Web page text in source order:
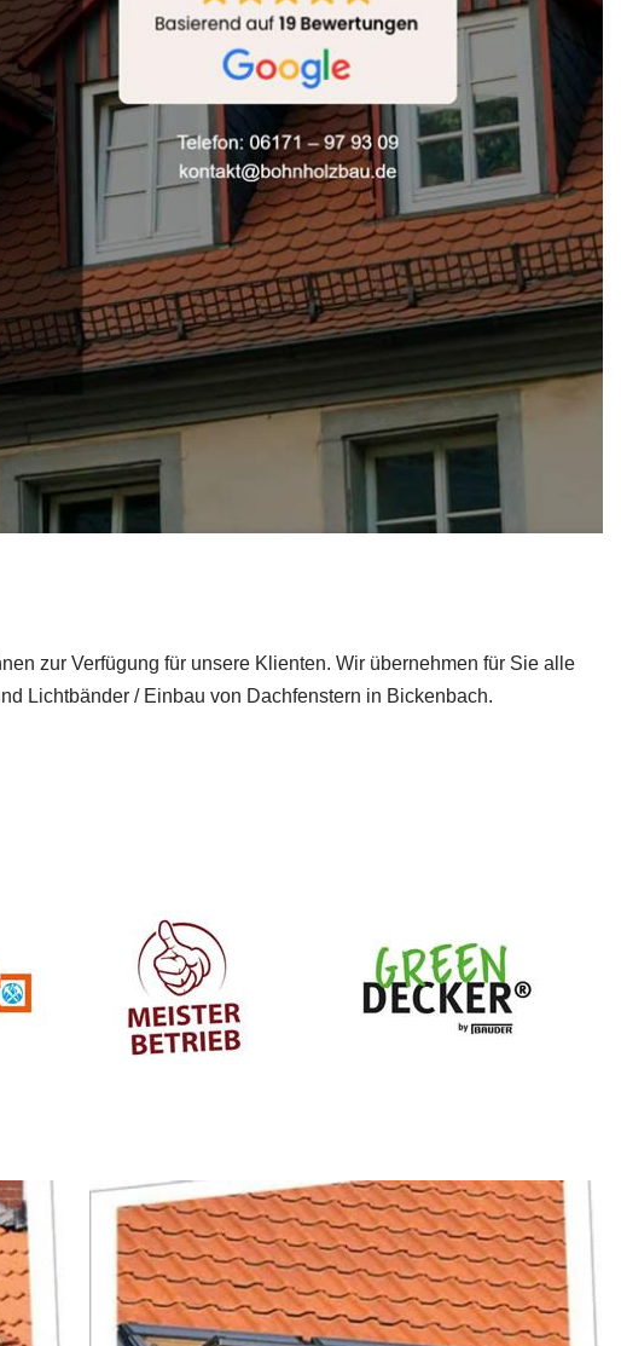
zur Verfügung für unsere Klienten. Wir übernehmen für Sie alle
Lichtbänder / Einbau von Dachfenstern in Bickenbach.